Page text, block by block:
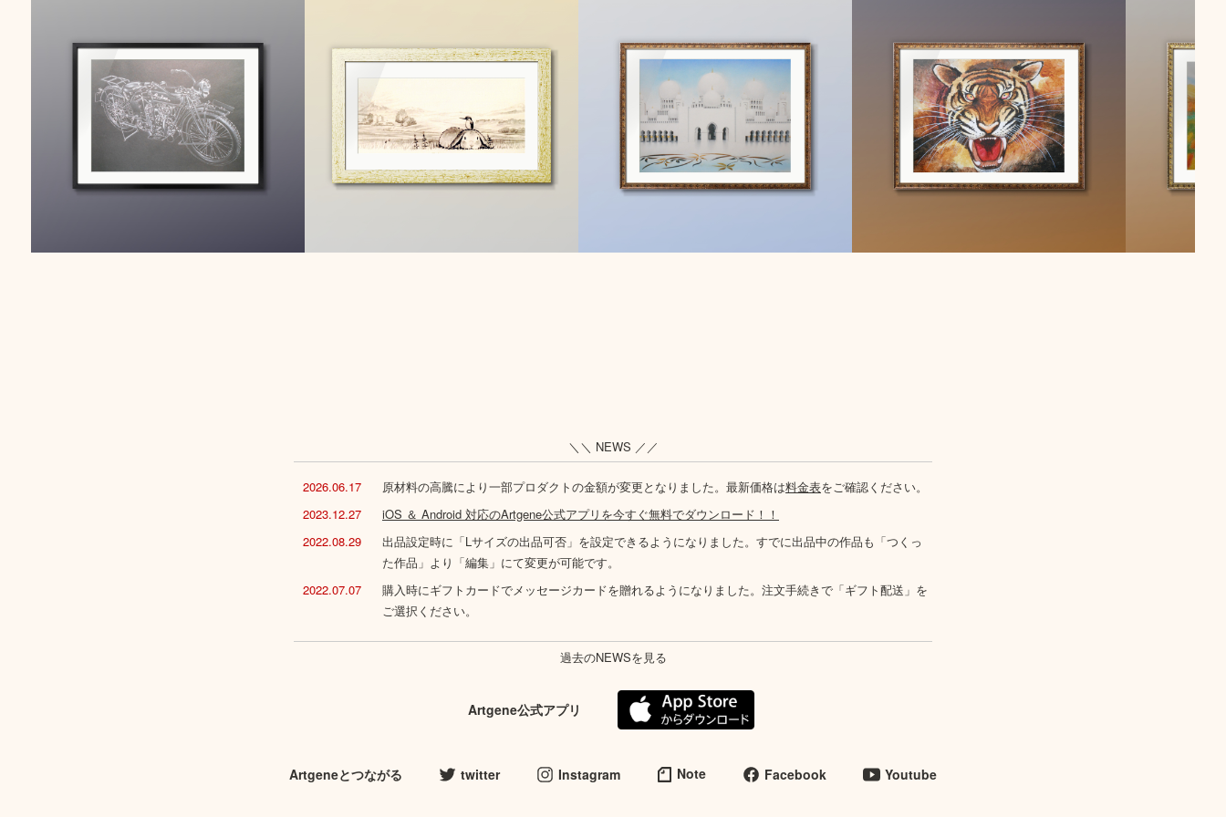
＼＼ NEWS ／／
2026.06.17 原材料の高騰により一部プロダクトの金額が変更となりました。最新価格は料金表をご確認ください。
2023.12.27
iOS ＆ Android 対応のArtgene公式アプリを今すぐ無料でダウンロード！！
2022.08.29
出品設定時に「Lサイズの出品可否」を設定できるようになりました。すでに出品中の作品も「つくっ
た作品」より「編集」にて変更が可能です。
2022.07.07
購入時にギフトカードでメッセージカードを贈れるようになりました。注文手続きで「ギフト配送」を
ご選択ください。
過去のNEWSを見る
Artgene公式アプリ
Artgeneとつながる twitter Instagram Note Facebook Youtube